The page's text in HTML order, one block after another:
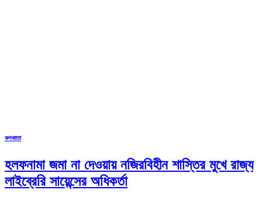
কলকাতা
হলফনামা জমা না দেওয়ায় নজিরবিহীন শাস্তির মুখে রাজ্য
লাইব্রেরি সায়েন্সের অধিকর্তা